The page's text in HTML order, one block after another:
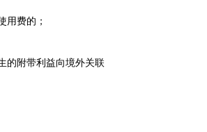
费的；
附带利益向境外关联